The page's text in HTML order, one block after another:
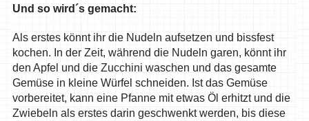
Und so wird´s gemacht:
Als erstes könnt ihr die Nudeln aufsetzen und bissfest
kochen. In der Zeit, während die Nudeln garen, könnt ihr
den Apfel und die Zucchini waschen und das gesamte
Gemüse in kleine Würfel schneiden. Ist das Gemüse
vorbereitet, kann eine Pfanne mit etwas Öl erhitzt und die
Zwiebeln als erstes darin geschwenkt werden, bis diese